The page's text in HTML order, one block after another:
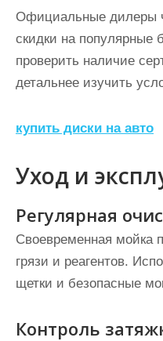
Официальные дилеры
скидки на популярные
проверить наличие
детальнее изучить
купить диски на авто
Уход и
Регулярная
Своевременная мойка
грязи и реагентов.
щетки и безопасные
Контроль